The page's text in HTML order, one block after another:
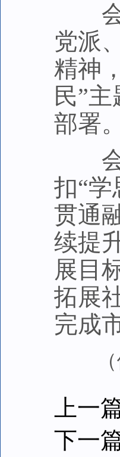
会
党派
精神
民”
部署。
会
扣“
贯通
续提
展目
拓展
完成
（供
上一
下一